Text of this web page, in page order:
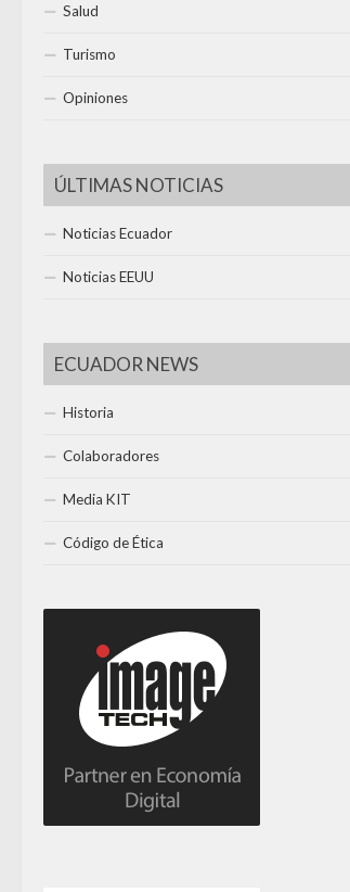
Salud
Turismo
Opiniones
ÚLTIMAS NOTICIAS
Noticias Ecuador
Noticias EEUU
ECUADOR NEWS
Historia
Colaboradores
Media KIT
Código de Ética